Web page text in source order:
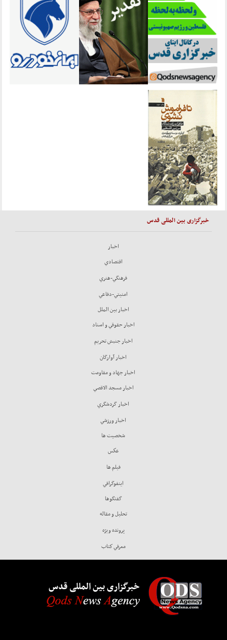
خبرگزاری بین المللی قدس
اخبار
اقتصادي
فرهنگي-هنري
امنيتي-دفاعي
اخبار بين الملل
اخبار حقوقي و اسناد
اخبار جنبش تحريم
اخبار آوارگان
اخبار جهاد و مقاومت
اخبار مسجد الاقصي
اخبار گردشگري
اخبار ورزشي
شخصيت ها
عكس
فيلم ها
اينفوگرافي
گفتگوها
تحليل و مقاله
پرونده ويژه
معرفي كتاب
خبرگزاری بین المللی قدس